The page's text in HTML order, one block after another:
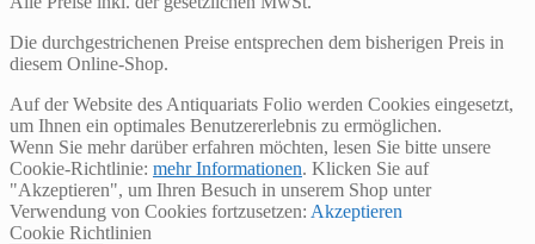
Die durchgestrichenen Preise entsprechen dem bisherigen Preis in
diesem Online-Shop.
Auf der Website des Antiquariats Folio werden Cookies eingesetzt,
um Ihnen ein optimales Benutzererlebnis zu ermöglichen.
Wenn Sie mehr darüber erfahren möchten, lesen Sie bitte unsere
Cookie-Richtlinie: mehr Informationen. Klicken Sie auf
"Akzeptieren", um Ihren Besuch in unserem Shop unter
Verwendung von Cookies fortzusetzen: Akzeptieren
Cookie Richtlinien